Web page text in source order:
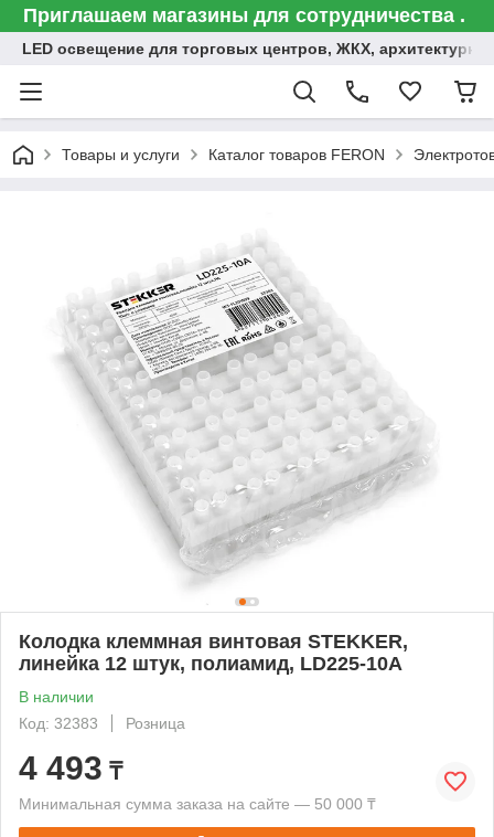
Приглашаем магазины для сотрудничества .
LED освещение для торговых центров, ЖКХ,
Товары и услуги Каталог товаров FERON
Колодка клеммная винтовая STEKKER,
линейка 12 штук, полиамид, LD225-10A
В наличии
Код: 32383
Розница
4 493 ₸
Минимальная сумма заказа на сайте — 50 000 ₸